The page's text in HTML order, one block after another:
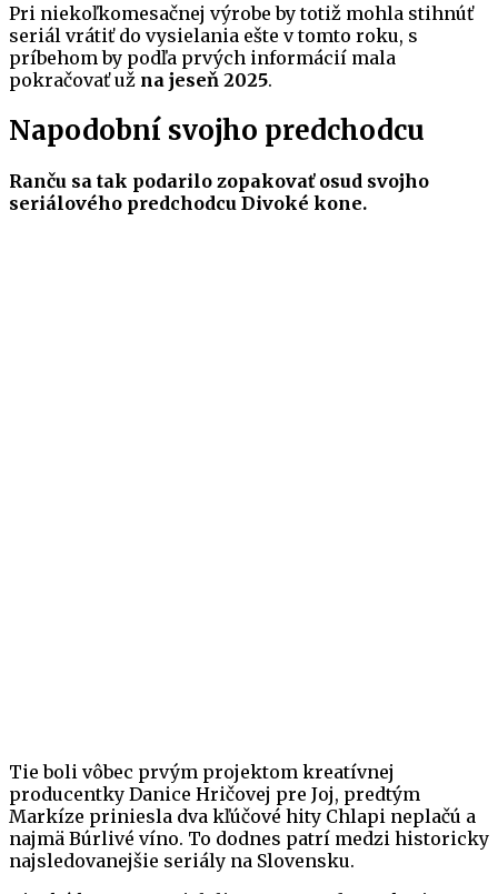
Pri niekoľkomesačnej výrobe by totiž mohla stihnúť
seriál vrátiť do vysielania ešte v tomto roku, s
príbehom by podľa prvých informácií mala
pokračovať už na jeseň 2025.
Napodobní svojho predchodcu
Ranču sa tak podarilo zopakovať osud svojho
seriálového predchodcu Divoké kone.
Tie boli vôbec prvým projektom kreatívnej
producentky Danice Hričovej pre Joj, predtým
Markíze priniesla dva kľúčové hity Chlapi neplačú a
najmä Búrlivé víno. To dodnes patrí medzi historicky
najsledovanejšie seriály na Slovensku.